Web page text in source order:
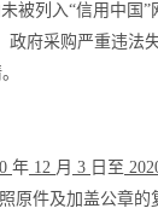
被列入“信用中国”
府采购严重违法
年 12 月 3 日至
原件及加盖公章的